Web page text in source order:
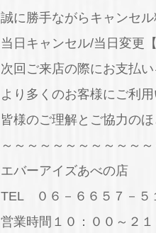
誠に勝手ながらキャンセル
当日キャンセル/当日変更
次回ご来店の際にお支払い
より多くのお客様にご利用
皆様のご理解とご協力の
～～～～～～～～～～～
エバーアイズあべの店
TEL ０６－６６５７－５
営業時間１０：００～２